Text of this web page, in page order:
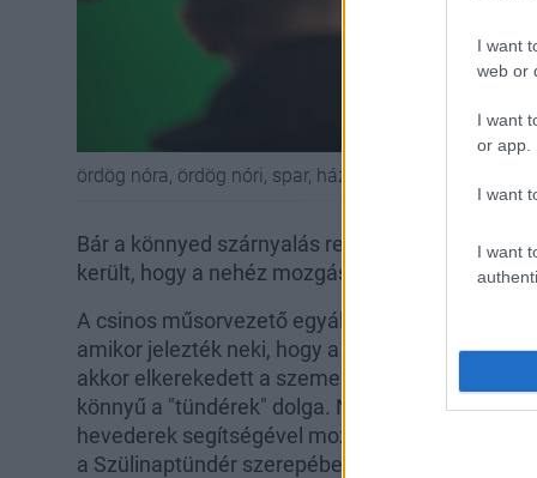
I want
web or
I want
or app.
I want
I want
ördög nóra, ördög nóri, spar, háziasszony
Bár a könnyed szárnyalás remekül fest a
került, hogy a nehéz mozgásból légies
A csinos műsorvezető egyáltalán nem gondolt
amikor jelezték neki, hogy a felvétel előtt
akkor elkerekedett a szeme. A próbákon pedig
könnyű a "tündérek" dolga. Nóri magára húzott
hevederek segítségével mozgatták, mint egy
a Szülinaptündér szerepébe. A forgatáson